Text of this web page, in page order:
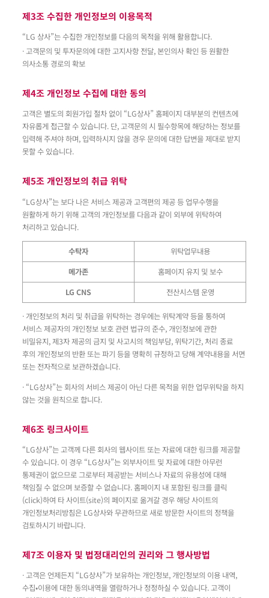
제3조 수집한 개인정보의 이용목적
“LG 상사”는 수집한 개인정보를 다음의 목적을 위해 활용합니다.
· 고객문의 및 투자문의에 대한 고지사항 전달, 본인의사 확인 등 원활한
의사소통 경로의 확보
제4조 개인정보 수집에 대한 동의
고객은 별도의 회원가입 절차 없이 “LG상사” 홈페이지 대부분의 컨텐츠에
자유롭게 접근할 수 있습니다. 단, 고객문의 시 필수항목에 해당하는 정보를
입력해 주셔야 하며, 입력하시지 않을 경우 문의에 대한 답변을 제대로 받지
못할 수 있습니다.
제5조 개인정보의 취급 위탁
“LG상사”는 보다 나은 서비스 제공과 고객편의 제공 등 업무수행을
원활하게 하기 위해 고객의 개인정보를 다음과 같이 외부에 위탁하여
처리하고 있습니다.
수탁자
위탁업무내용
메가존
홈페이지 유지 및 보수
LG CNS
전산시스템 운영
· 개인정보의 처리 및 취급을 위탁하는 경우에는 위탁계약 등을 통하여
서비스 제공자의 개인정보 보호 관련 법규의 준수, 개인정보에 관한
비밀유지, 제3자 제공의 금지 및 사고시의 책임부담, 위탁기간, 처리 종료
후의 개인정보의 반환 또는 파기 등을 명확히 규정하고 당해 계약내용을 서면
또는 전자적으로 보관하겠습니다.
· “LG상사”는 회사의 서비스 제공이 아닌 다른 목적을 위한 업무위탁을 하지
않는 것을 원칙으로 합니다.
제6조 링크사이트
“LG상사”는 고객께 다른 회사의 웹사이트 또는 자료에 대한 링크를 제공할
수 있습니다. 이 경우 “LG상사”는 외부사이트 및 자료에 대한 아무런
통제권이 없으므로 그로부터 제공받는 서비스나 자료의 유용성에 대해
책임질 수 없으며 보증할 수 없습니다. 홈페이지 내 포함된 링크를 클릭
(click)하여 타 사이트(site)의 페이지로 옮겨갈 경우 해당 사이트의
개인정보처리방침은 LG상사와 무관하므로 새로 방문한 사이트의 정책을
검토하시기 바랍니다.
제7조 이용자 및 법정대리인의 권리와 그 행사방법
· 고객은 언제든지 “LG상사”가 보유하는 개인정보, 개인정보의 이용 내역,
수집•이용에 대한 동의내역을 열람하거나 정정하실 수 있습니다. 고객이